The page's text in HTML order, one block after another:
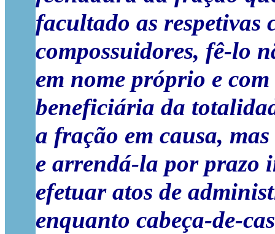
facultado as respetivas
compossuidores, fê-lo
em nome próprio e
beneficiária da
a fração em causa,
e arrendá-la por prazo
efetuar atos de
enquanto cabeça-de-